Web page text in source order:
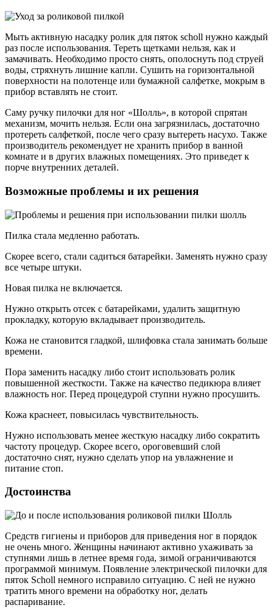
Мыть активную насадку ролик для пяток scholl нужно каждый
раз после использования. Тереть щетками нельзя, как и
замачивать. Необходимо просто снять, ополоснуть под струей
воды, стряхнуть лишние капли. Сушить на горизонтальной
поверхности на полотенце или бумажной салфетке, мокрым в
прибор вставлять не стоит.
Саму ручку пилочки для ног «Шолль», в которой спрятан
механизм, мочить нельзя. Если она загрязнилась, достаточно
протереть салфеткой, после чего сразу вытереть насухо. Также
производитель рекомендует не хранить прибор в ванной
комнате и в других влажных помещениях. Это приведет к
порче внутренних деталей.
Возможные проблемы и их решения
Пилка стала медленно работать.
Скорее всего, стали садиться батарейки. Заменять нужно сразу
все четыре штуки.
Новая пилка не включается.
Нужно открыть отсек с батарейками, удалить защитную
прокладку, которую вкладывает производитель.
Кожа не становится гладкой, шлифовка стала занимать больше
времени.
Пора заменить насадку либо стоит использовать ролик
повышенной жесткости. Также на качество педикюра влияет
влажность ног. Перед процедурой ступни нужно просушить.
Кожа краснеет, повысилась чувствительность.
Нужно использовать менее жесткую насадку либо сократить
частоту процедур. Скорее всего, ороговевший слой
достаточно снят, нужно сделать упор на увлажнение и
питание стоп.
Достоинства
Средств гигиены и приборов для приведения ног в порядок
не очень много. Женщины начинают активно ухаживать за
ступнями лишь в летнее время года, зимой ограничиваются
программой минимум. Появление электрической пилочки для
пяток Scholl немного исправило ситуацию. С ней не нужно
тратить много времени на обработку ног, делать
распаривание.